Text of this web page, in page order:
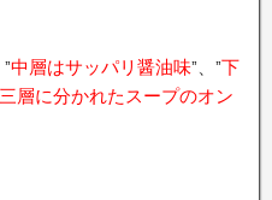
中層はサッパリ醤油味”、”下
三層に分かれたスープのオン